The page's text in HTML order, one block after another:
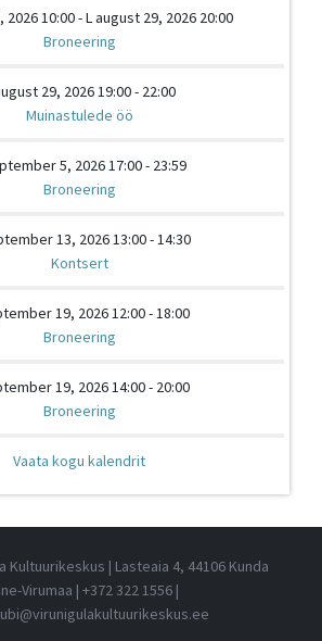
2026 10:00 - L august 29, 2026 20:00
Broneering
29, 2026 19:00 - 22:00
Muinastulede öö
5, 2026 17:00 - 23:59
Broneering
13, 2026 13:00 - 14:30
Kontsert
19, 2026 12:00 - 18:00
Broneering
19, 2026 14:00 - 20:00
Broneering
Vaata kogu kalendrit
Kultuurikeskus | Lasteaia 4, 44106 Kunda
Virumaa | +372 322 1556 |